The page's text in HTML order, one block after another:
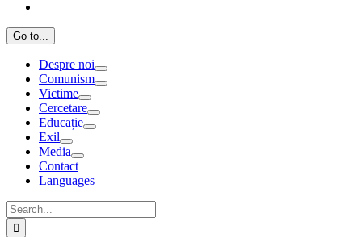
Go to...
Despre noi
Comunism
Victime
Cercetare
Educație
Exil
Media
Contact
Languages
Search
for: